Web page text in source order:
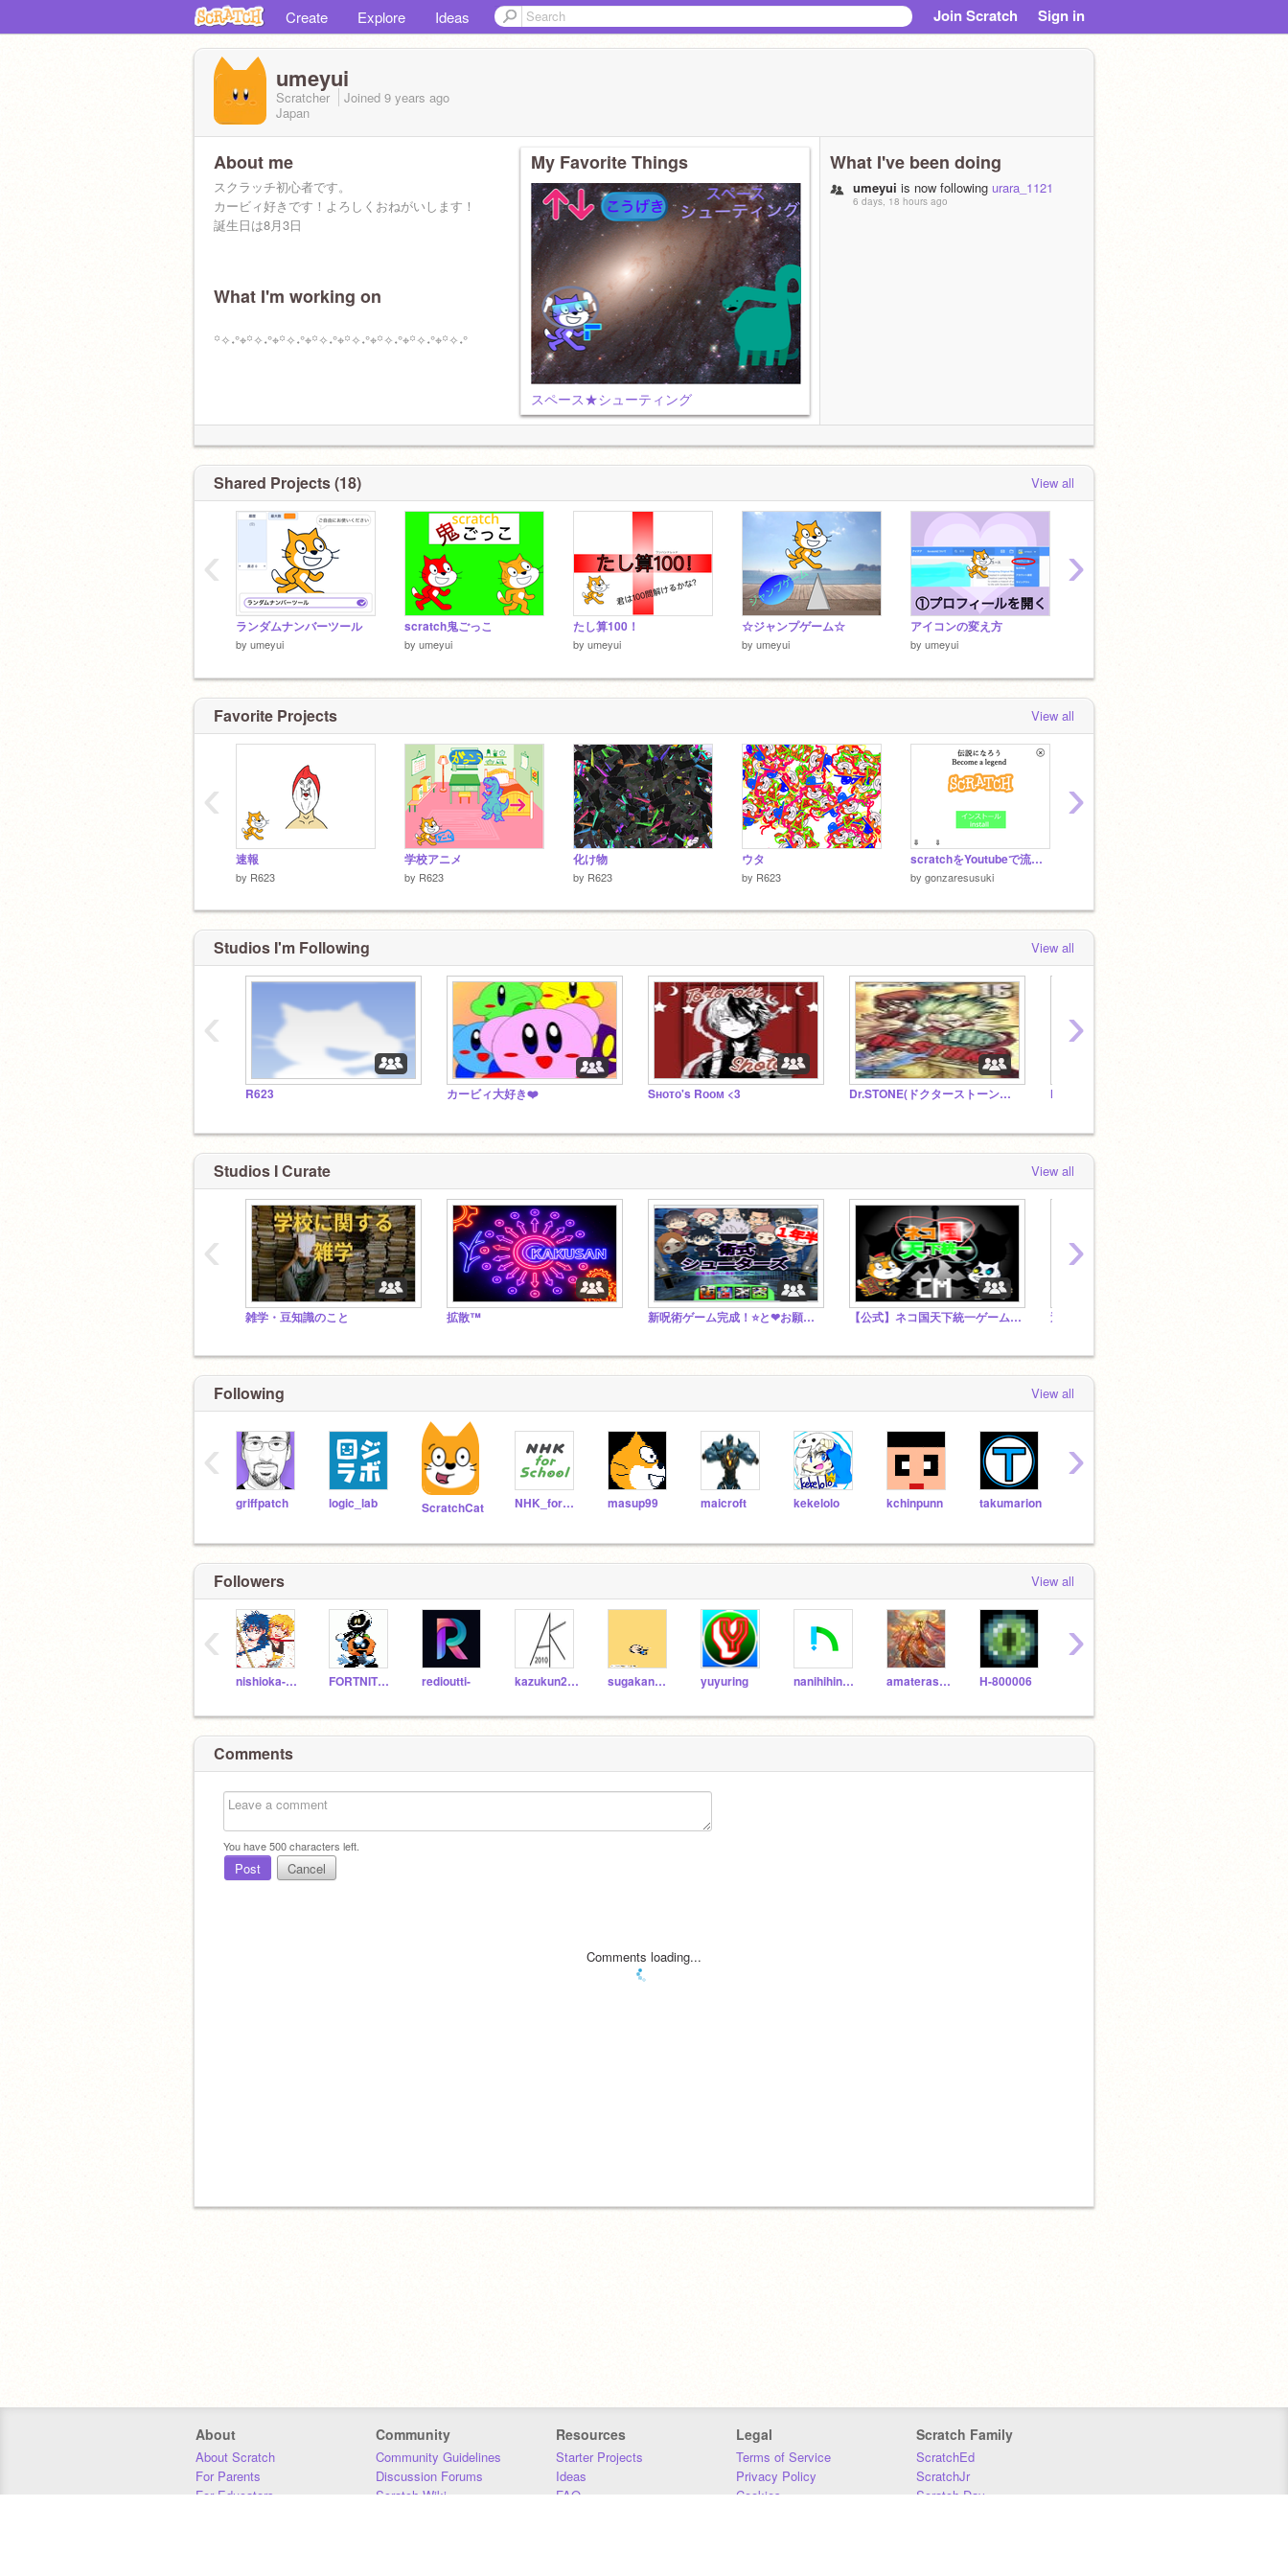
Create Explore Ideas Join Scratch Sign in
umeyui
Scratcher Joined 9 years ago
Japan
About me
スクラッチ初心者です。
カービィ好きです！よろしくおねがいします！
誕生日は8月3日
What I'm working on
꙳✧˖°⌖꙳✧˖°⌖꙳✧˖°⌖꙳✧˖°⌖꙳✧˖°⌖꙳✧˖°⌖꙳✧˖°⌖꙳✧˖°
My Favorite Things
スペース★シューティング
What I've been doing
umeyui is now following urara_1121
6 days, 18 hours ago
Shared Projects (18) View all
ランダムナンバーツール
by umeyui
scratch鬼ごっこ
by umeyui
たし算100！
by umeyui
☆ジャンプゲーム☆
by umeyui
アイコンの変え方
by umeyui
‹ ›
Favorite Projects View all
速報
by R623
学校アニメ
by R623
化け物
by R623
ウタ
by R623
scratchをYoutubeで流れてくる広告風にしてみた④
by gonzaresusuki
‹ ›
Studios I'm Following View all
R623 カービィ大好き❤️ Sʜᴏᴛᴏ's Rᴏᴏᴍ <3 Dr.STONE(ドクターストーン）ファンクラブ！拡散希望
‹ ›
Studios I Curate View all
雑学・豆知識のこと 拡散™︎ 新呪術ゲーム完成！⭐と❤お願いします！（術式シューターズ公式スタジオ） 【公式】ネコ国天下統一ゲームスタジオ
‹ ›
Following View all
griffpatch logic_lab ScratchCat NHK_for_School masup99 maicroft kekelolo kchinpunn takumarion
‹ ›
Followers View all
nishioka-nishioka FORTNITEGAN redioutti- kazukun2010 sugakanbotyoukan yuyuring nanihihinununu amaterasu_omikami H-800006
‹ ›
Comments
You have500characters left.
Post Cancel
Comments loading...
About
About Scratch
For Parents
For Educators
Community
Community Guidelines
Discussion Forums
Scratch Wiki
Resources
Starter Projects
Ideas
FAQ
Legal
Terms of Service
Privacy Policy
Cookies
Scratch Family
ScratchEd
ScratchJr
Scratch Day